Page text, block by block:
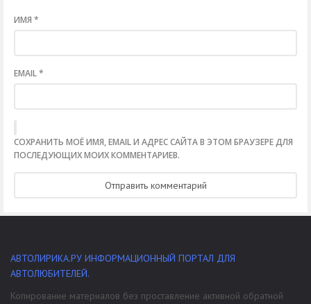
ИМЯ *
EMAIL*
СОХРАНИТЬ МОЁ ИМЯ, EMAIL И АДРЕС САЙТА В ЭТОМ БРАУЗЕРЕ ДЛЯ
ПОСЛЕДУЮЩИХ МОИХ КОММЕНТАРИЕВ.
АВТОЛИРИКА.РУ ИНФОРМАЦИОННЫЙ ПОРТАЛ ДЛЯ
АВТОЛЮБИТЕЛЕЙ.
Копирование материалов без проставление активной обратной